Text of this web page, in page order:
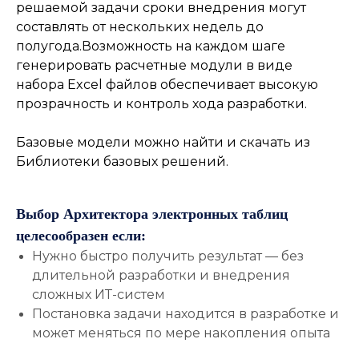
решаемой задачи сроки внедрения могут
составлять от нескольких недель до
полугода.Возможность на каждом шаге
генерировать расчетные модули в виде
набора Excel файлов обеспечивает высокую
прозрачность и контроль хода разработки.
Базовые модели можно найти и скачать из
Библиотеки базовых решений.
Выбор Архитектора электронных таблиц
целесообразен если:
Нужно быстро получить результат — без
длительной разработки и внедрения
сложных ИТ-систем
Постановка задачи находится в разработке и
может меняться по мере накопления опыта